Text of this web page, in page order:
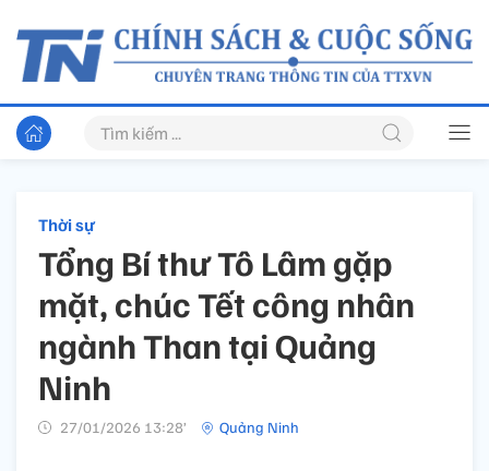
Thời sự
Tổng Bí thư Tô Lâm gặp
mặt, chúc Tết công nhân
ngành Than tại Quảng
Ninh
27/01/2026 13:28’ Quảng Ninh